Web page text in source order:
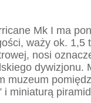
Mk I ma
waży ok. 1,5
nosi
dywizjonu.
muzeum
i miniaturą